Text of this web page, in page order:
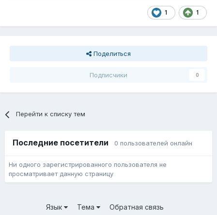
1 1
Поделиться
Подписчики 0
Перейти к списку тем
Последние посетители 0 пользователей онлайн
Ни одного зарегистрированного пользователя не
просматривает данную страницу
Язык Тема Обратная связь